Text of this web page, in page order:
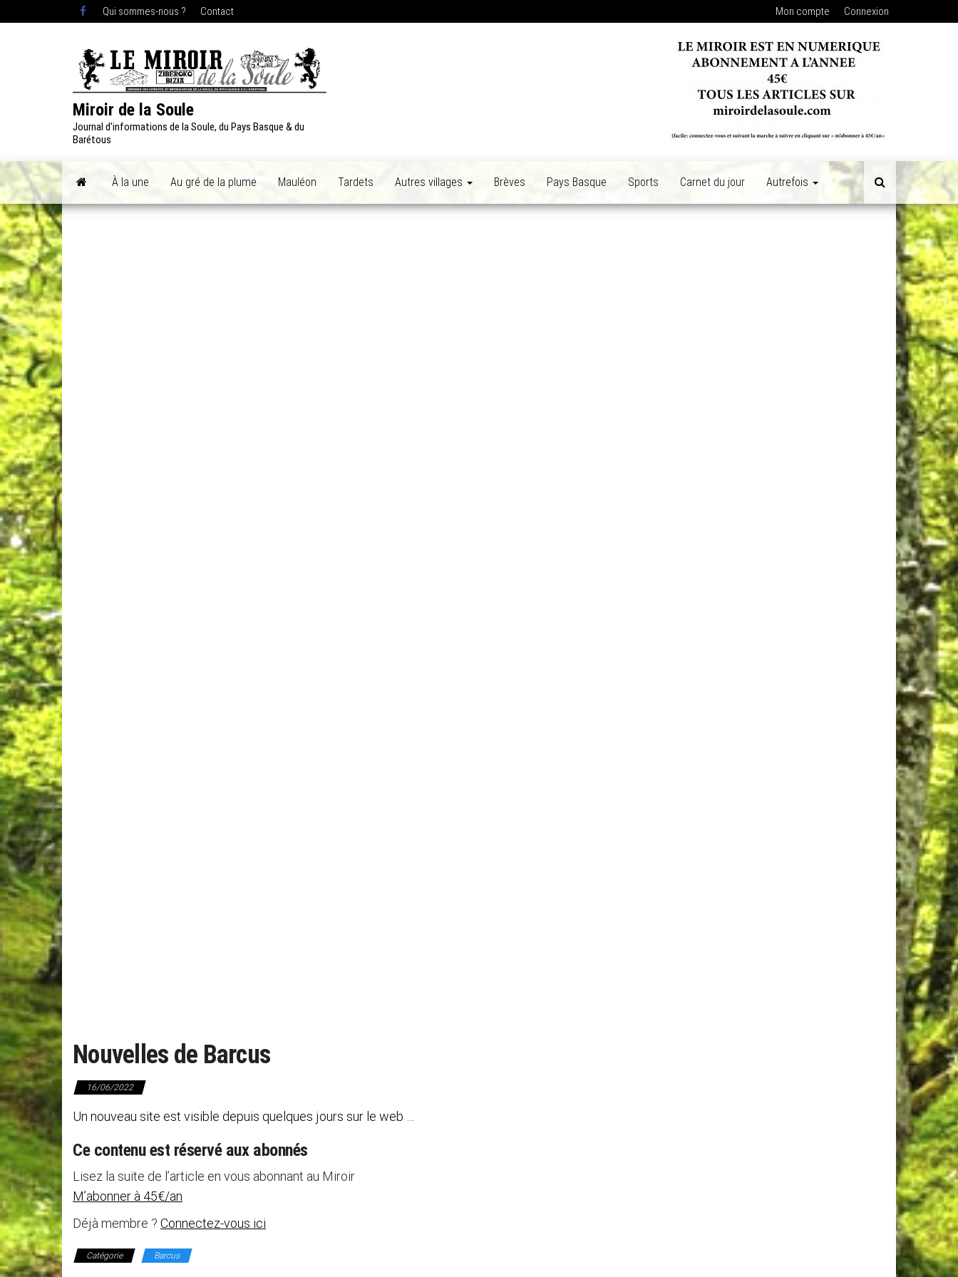
Qui sommes-nous ? Contact Mon compte Connexion
Miroir de la Soule
Journal d'informations de la Soule, du Pays Basque & du
Barétous
À la une Au gré de la plume Mauléon Tardets Autres villages Brèves Pays Basque Sports Carnet du jour Autrefois
Nouvelles de Barcus
16/06/2022
Un nouveau site est visible depuis quelques jours sur le web …
Ce contenu est réservé aux abonnés
Lisez la suite de l’article en vous abonnant au Miroir
M’abonner à 45€/an
Déjà membre ? Connectez-vous ici
Catégorie Barcus